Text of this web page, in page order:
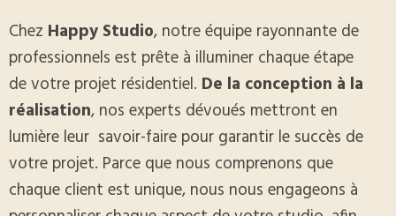
Chez Happy Studio, notre équipe rayonnante de
professionnels est prête à illuminer chaque étape
de votre projet résidentiel. De la conception à la
réalisation, nos experts dévoués mettront en
lumière leur savoir-faire pour garantir le succès de
votre projet. Parce que nous comprenons que
chaque client est unique, nous nous engageons à